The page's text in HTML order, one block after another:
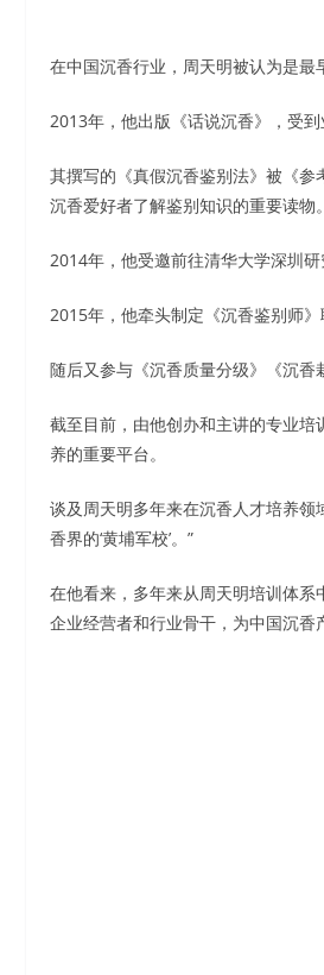
在中国沉香行业，周天明被认为是最
2013年，他出版《话说沉香》，受到
其撰写的《真假沉香鉴别法》被《
沉香爱好者了解鉴别知识的重要读物。
2014年，他受邀前往清华大学深圳研
2015年，他牵头制定《沉香鉴别师
随后又参与《沉香质量分级》《沉香
截至目前，由他创办和主讲的专业
养的重要平台。
谈及周天明多年来在沉香人才培养
香界的‘黄埔军校’。”
在他看来，多年来从周天明培训体系
企业经营者和行业骨干，为中国沉香